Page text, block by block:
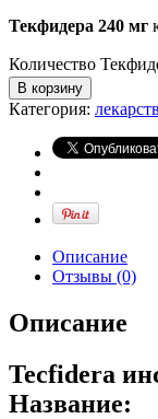
Текфидера 240 мг
Количество
В корзину
Категория:
Описание
Отзывы (0)
Описание
Tecfidera
Название: